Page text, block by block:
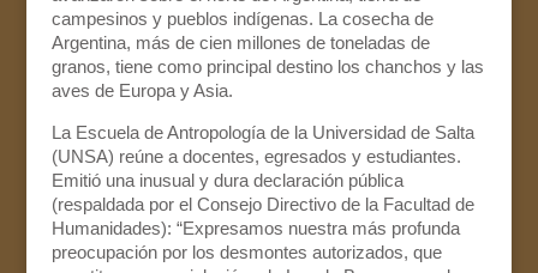
campesinos y pueblos indígenas. La cosecha de
Argentina, más de cien millones de toneladas de
granos, tiene como principal destino los chanchos y las
aves de Europa y Asia.
La Escuela de Antropología de la Universidad de Salta
(UNSA) reúne a docentes, egresados y estudiantes.
Emitió una inusual y dura declaración pública
(respaldada por el Consejo Directivo de la Facultad de
Humanidades): “Expresamos nuestra más profunda
preocupación por los desmontes autorizados, que